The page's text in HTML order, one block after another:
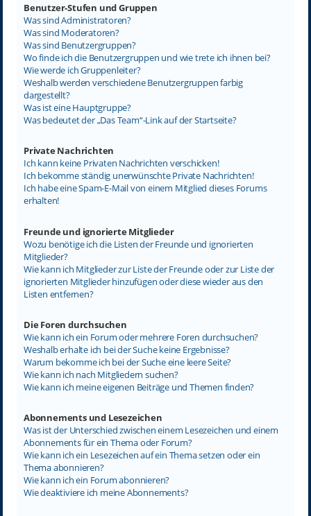
Benutzer-Stufen und Gruppen
Was sind Administratoren?
Was sind Moderatoren?
Was sind Benutzergruppen?
Wo finde ich die Benutzergruppen und wie trete ich ihnen bei?
Wie werde ich Gruppenleiter?
Weshalb werden verschiedene Benutzergruppen farbig
dargestellt?
Was ist eine Hauptgruppe?
Was bedeutet der „Das Team“-Link auf der Startseite?
Private Nachrichten
Ich kann keine Privaten Nachrichten verschicken!
Ich bekomme ständig unerwünschte Private Nachrichten!
Ich habe eine Spam-E-Mail von einem Mitglied dieses Forums
erhalten!
Freunde und ignorierte Mitglieder
Wozu benötige ich die Listen der Freunde und ignorierten
Mitglieder?
Wie kann ich Mitglieder zur Liste der Freunde oder zur Liste der
ignorierten Mitglieder hinzufügen oder diese wieder aus den
Listen entfernen?
Die Foren durchsuchen
Wie kann ich ein Forum oder mehrere Foren durchsuchen?
Weshalb erhalte ich bei der Suche keine Ergebnisse?
Warum bekomme ich bei der Suche eine leere Seite?
Wie kann ich nach Mitgliedern suchen?
Wie kann ich meine eigenen Beiträge und Themen finden?
Abonnements und Lesezeichen
Was ist der Unterschied zwischen einem Lesezeichen und einem
Abonnements für ein Thema oder Forum?
Wie kann ich ein Lesezeichen auf ein Thema setzen oder ein
Thema abonnieren?
Wie kann ich ein Forum abonnieren?
Wie deaktiviere ich meine Abonnements?